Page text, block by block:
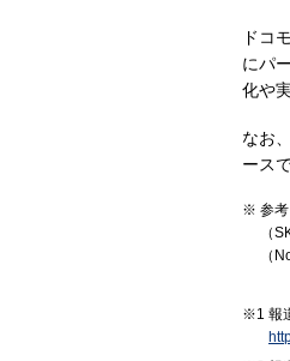
ドコ
にパ
化や
なお
ース
参
（
（
報